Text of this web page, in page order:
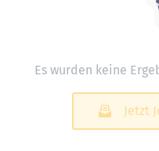
Es wurden keine
Jetzt